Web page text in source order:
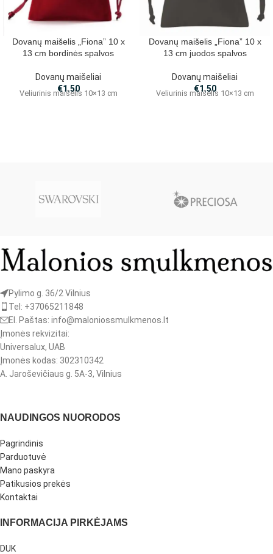
Dovanų maišelis „Fiona” 10 x
13 cm bordinės spalvos
Dovanų maišeliai
€1.50
Veliurinis maišėlis 10×13 cm
Dovanų maišelis „Fiona” 10 x
13 cm juodos spalvos
Dovanų maišeliai
€1.50
Veliurinis maišėlis 10×13 cm
Pylimo g. 36/2 Vilnius
Tel: +37065211848
El. Paštas: info@maloniossmulkmenos.lt
Įmonės rekvizitai:
Universalux, UAB
Įmonės kodas: 302310342
A. Jaroševičiaus g. 5A-3, Vilnius
NAUDINGOS NUORODOS
Pagrindinis
Parduotuvė
Mano paskyra
Patikusios prekės
Kontaktai
INFORMACIJA PIRKĖJAMS
DUK